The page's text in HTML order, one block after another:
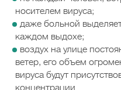
носителем вируса;
даже больной
каждом выдохе;
воздух на улице
ветер, его объем
вируса будут
концентрации.